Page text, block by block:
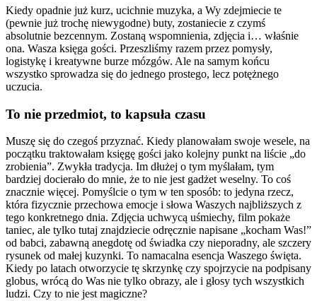
Kiedy opadnie już kurz, ucichnie muzyka, a Wy zdejmiecie te
(pewnie już trochę niewygodne) buty, zostaniecie z czymś
absolutnie bezcennym. Zostaną wspomnienia, zdjęcia i… właśnie
ona. Wasza księga gości. Przeszliśmy razem przez pomysły,
logistykę i kreatywne burze mózgów. Ale na samym końcu
wszystko sprowadza się do jednego prostego, lecz potężnego
uczucia.
To nie przedmiot, to kapsuła czasu
Muszę się do czegoś przyznać. Kiedy planowałam swoje wesele, na
początku traktowałam księgę gości jako kolejny punkt na liście „do
zrobienia”. Zwykła tradycja. Im dłużej o tym myślałam, tym
bardziej docierało do mnie, że to nie jest gadżet weselny. To coś
znacznie więcej. Pomyślcie o tym w ten sposób: to jedyna rzecz,
która fizycznie przechowa emocje i słowa Waszych najbliższych z
tego konkretnego dnia. Zdjęcia uchwycą uśmiechy, film pokaże
taniec, ale tylko tutaj znajdziecie odręcznie napisane „kocham Was!”
od babci, zabawną anegdotę od świadka czy nieporadny, ale szczery
rysunek od małej kuzynki. To namacalna esencja Waszego święta.
Kiedy po latach otworzycie tę skrzynkę czy spojrzycie na podpisany
globus, wrócą do Was nie tylko obrazy, ale i głosy tych wszystkich
ludzi. Czy to nie jest magiczne?